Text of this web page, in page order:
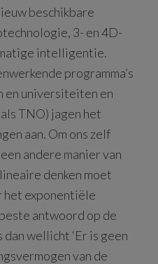
beschikbare
3- en 4D-
intelligentie.
programma’s
en universiteiten en
TNO) jagen het
aan. Om ons zelf
andere manier van
denken moet
het exponentiële
antwoord op de
dan wellicht ‘Er is geen
van de